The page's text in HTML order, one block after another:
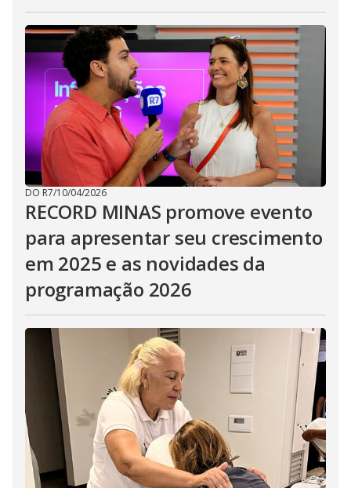
DO R7/10/04/2026
RECORD MINAS promove evento
para apresentar seu crescimento
em 2025 e as novidades da
programação 2026